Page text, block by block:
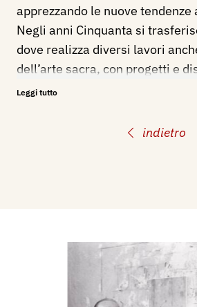
indietro
apprezzando le nuove
Negli anni Cinquanta si
dove realizza diversi lavori
dell’arte sacra, con progetti e
e mosaici. Molto versatile, oltre
religiosi, si dedica alla pittura,
Partecipa sin dagli anni
rassegne d’arte e mostre, tra le
Mostre personali
Leggi tutto